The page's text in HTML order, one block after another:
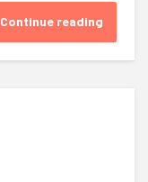
Continue reading